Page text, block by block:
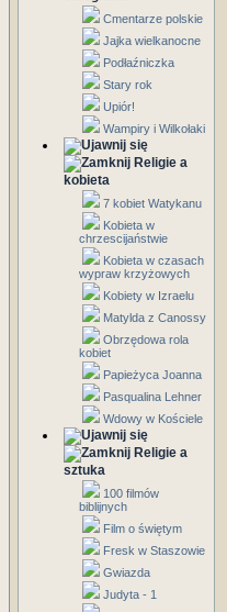
Cmentarze polskie
Jajka wielkanocne
Podłaźniczka
Stary rok
Upiór!
Wampiry i Wilkołaki
Religie a
kobieta
7 kobiet Watykanu
Kobieta w
chrzescijaństwie
Kobieta w czasach
wypraw krzyżowych
Kobiety w Izraelu
Matylda z Canossy
Obrzędowa rola
kobiet
Papieżyca Joanna
Pasqualina Lehner
Wdowy w Kościele
Religie a
sztuka
100 filmów
biblijnych
Film o świętym
Fresk w Staszowie
Gwiazda
Judyta - 1